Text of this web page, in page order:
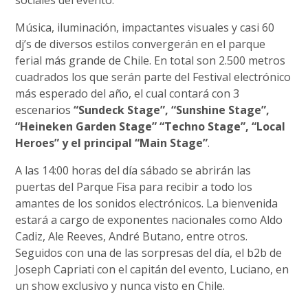
Música, iluminación, impactantes visuales y casi 60
dj’s de diversos estilos convergerán en el parque
ferial más grande de Chile. En total son 2.500 metros
cuadrados los que serán parte del Festival electrónico
más esperado del año, el cual contará con 3
escenarios“Sundeck Stage”, “Sunshine Stage”,
“Heineken Garden Stage” “Techno Stage”, “Local
Heroes” y el principal “Main Stage”.
A las 14:00 horas del día sábado se abrirán las
puertas del Parque Fisa para recibir a todo los
amantes de los sonidos electrónicos. La bienvenida
estará a cargo de exponentes nacionales como Aldo
Cadiz, Ale Reeves, André Butano, entre otros.
Seguidos con una de las sorpresas del día, el b2b de
Joseph Capriati con el capitán del evento, Luciano, en
un show exclusivo y nunca visto en Chile.